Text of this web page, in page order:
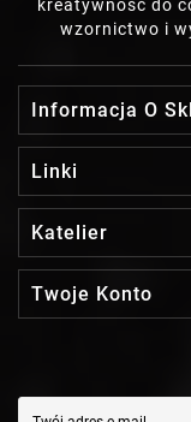
kreatywność do
wzornictwo i
Informacja O
Linki
Katelier
Twoje Konto